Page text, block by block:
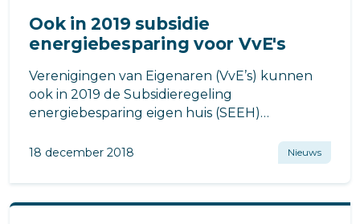
Ook in 2019 subsidie
energiebesparing voor VvE's
Verenigingen van Eigenaren (VvE’s) kunnen
ook in 2019 de Subsidieregeling
energiebesparing eigen huis (SEEH)
18 december 2018 Nieuws